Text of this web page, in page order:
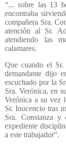
“... sobre las 13
encontraba
compañera Sra.
atención al Sr.
atendiendo las
calamares.
Que cuando el
demandante dijo
escuchado por la
Sra. Verónica, en
Verónica a su vez
Sr. Inocencio tras
Sra. Constanza
expediente
a este trabajador”.